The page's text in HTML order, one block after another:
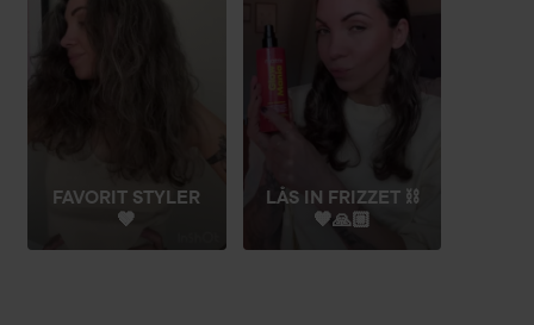
De autowrap-munstyckena är designade för att
automatiskt linda håret runt cylindern för jämn torkning.
Använd cool shot-funktionen för att låsa in dina lockar för
med den ovalformade borsten som ger extra kropp vid
rötterna.
• Slät och trasselfri med paddleborsten: Torka och reda ut
håret samtidigt och få ett slätt, glansigt och silkeslent
FAVORIT STYLER
🤎
LÅS IN FRIZZET ⛓️
🧡🙏🏼